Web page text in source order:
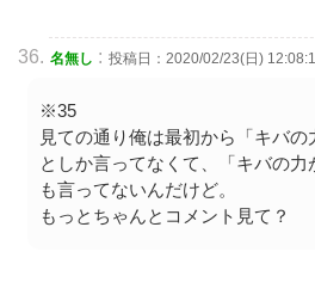
名無し : 投稿日：2020/02/23(日)
※35
見ての通り俺は最初から「キバの
としか言ってなくて、「キバの
も言ってないんだけど。
もっとちゃんとコメント見て？